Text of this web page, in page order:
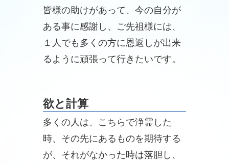
皆様の助けがあって、今の自分が
ある事に感謝し、ご先祖様には、
１人でも多くの方に恩返しが出来
るように頑張って行きたいです。
欲と計算
多くの人は、こちらで浄霊した
時、その先にあるものを期待する
が、それがなかった時は落胆し、